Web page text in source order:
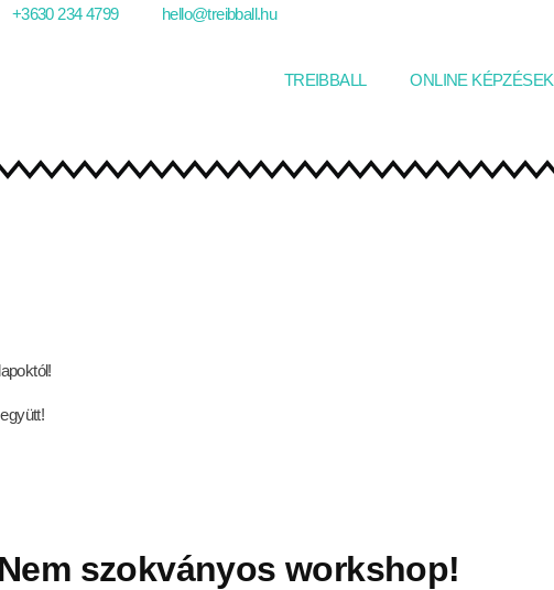
+3630 234 4799 hello@treibball.hu
TREIBBALL ONLINE KÉPZÉSEK
Nem szokványos workshop!